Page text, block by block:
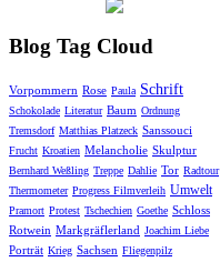
Blog Tag Cloud
Vorpommern Rose Paula Schrift
Schokolade Literatur Baum Ordnung
Tremsdorf Matthias Platzeck Sanssouci
Frucht Kroatien Melancholie Skulptur
Bernhard Weßling Treppe Dahlie Tor Radtour
Thermometer Progress Filmverleih Umwelt
Pramort Protest Tschechien Goethe Schloss
Rotwein Markgräflerland Joachim Liebe
Porträt Krieg Sachsen Fliegenpilz